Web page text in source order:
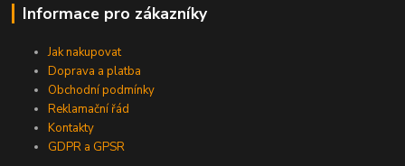
Informace pro zákazníky
Jak nakupovat
Doprava a platba
Obchodní podmínky
Reklamační řád
Kontakty
GDPR a GPSR